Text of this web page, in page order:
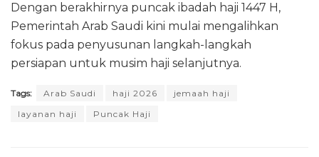
Dengan berakhirnya puncak ibadah haji 1447 H,
Pemerintah Arab Saudi kini mulai mengalihkan
fokus pada penyusunan langkah-langkah
persiapan untuk musim haji selanjutnya.
Tags: Arab Saudi haji 2026
jemaah haji
layanan haji
Puncak Haji